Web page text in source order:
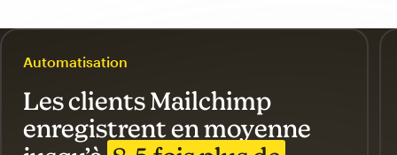
Automatisation
Les clients Mailchimp
enregistrent en moyenne